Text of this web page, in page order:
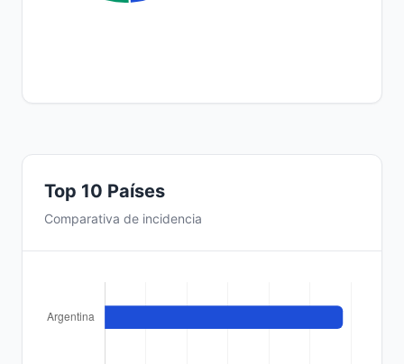
Top 10 Países
Comparativa de incidencia